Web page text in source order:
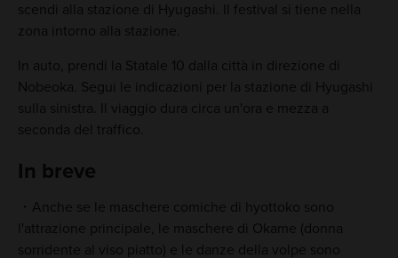
scendi alla stazione di Hyugashi. Il festival si tiene nella
zona intorno alla stazione.
In auto, prendi la Statale 10 dalla città in direzione di
Nobeoka. Segui le indicazioni per la stazione di Hyugashi
sulla sinistra. Il viaggio dura circa un'ora e mezza a
seconda del traffico.
In breve
Anche se le maschere comiche di hyottoko sono
l'attrazione principale, le maschere di Okame (donna
sorridente al viso piatto) e le danze della volpe sono